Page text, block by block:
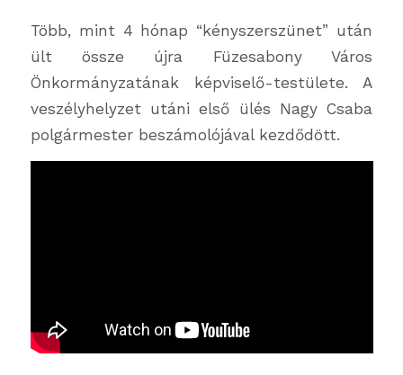
Több, mint 4 hónap “kényszerszünet” után
ült össze újra Füzesabony Város
Önkormányzatának képviselő-testülete. A
veszélyhelyzet utáni első ülés Nagy Csaba
polgármester beszámolójával kezdődött.